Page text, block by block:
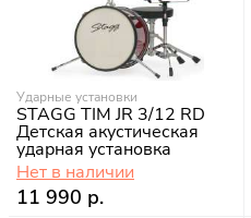
Ударные установки
STAGG TIM JR 3/12 RD
Детская акустическая
ударная установка
Нет в наличии
11 990 р.